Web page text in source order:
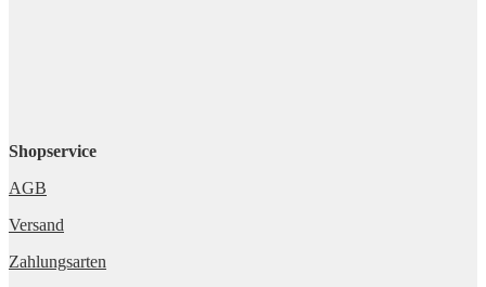
Shopservice
AGB
Versand
Zahlungsarten